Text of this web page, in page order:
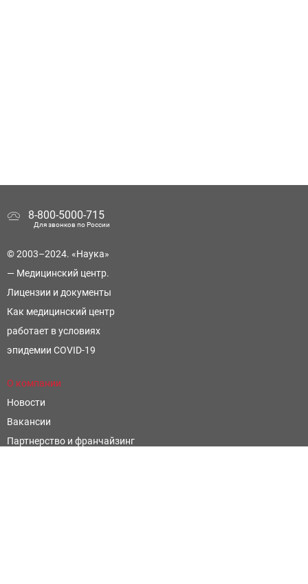
8-800-5000-715
Для звонков по России
© 2003–2024. «Наука»
— Медицинский центр.
Лицензии и документы
Как медицинский центр
работает в условиях
эпидемии COVID-19
О компании
Новости
Вакансии
Партнерство и франчайзинг